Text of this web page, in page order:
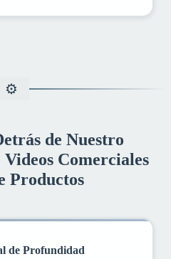
de Nuestro
Comerciales
Productos
de Profundidad